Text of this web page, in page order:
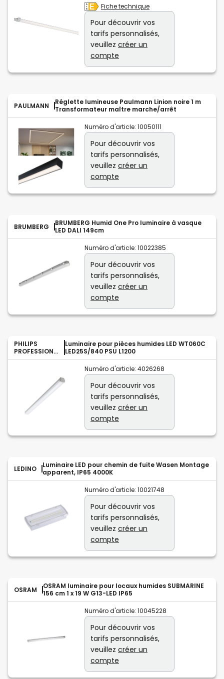
Fiche technique
Pour découvrir vos
tarifs personnalisés,
veuillez créer un
compte
PAULMANN
Réglette lumineuse Paulmann Linion noire 1 m
Transformateur maître marche/arrêt
Numéro d'article: 10050111
Pour découvrir vos
tarifs personnalisés,
veuillez créer un
compte
BRUMBERG
BRUMBERG Humid One Pro luminaire à vasque
LED DALI 149cm
Numéro d'article: 10022385
Pour découvrir vos
tarifs personnalisés,
veuillez créer un
compte
PHILIPS
PROFESSIONA
L
Luminaire pour pièces humides LED WT060C
LED25S/840 PSU L1200
Numéro d'article: 4026268
Pour découvrir vos
tarifs personnalisés,
veuillez créer un
compte
LEDINO
Luminaire LED pour chemin de fuite Wasen Montage
apparent, IP65 4000K
Numéro d'article: 10021748
Pour découvrir vos
tarifs personnalisés,
veuillez créer un
compte
OSRAM
OSRAM luminaire pour locaux humides SUBMARINE
156 cm 1 x 19 W G13-LED IP65
Numéro d'article: 10045228
Pour découvrir vos
tarifs personnalisés,
veuillez créer un
compte